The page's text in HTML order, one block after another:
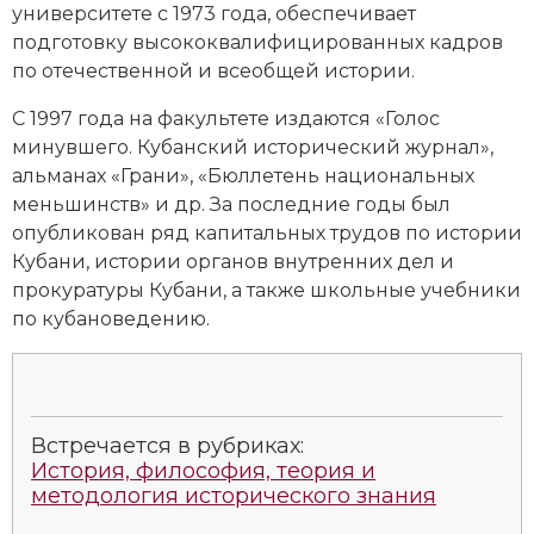
университете с 1973 года, обеспечивает
подготовку высококвалифицированных кадров
по отечественной и всеобщей истории.
С 1997 года на факультете издаются «Голос
минувшего. Кубанский исторический журнал»,
альманах «Грани», «Бюллетень национальных
меньшинств» и др. За последние годы был
опубликован ряд капитальных трудов по истории
Кубани, истории органов внутренних дел и
прокуратуры Кубани, а также школьные учебники
по кубановедению.
Встречается в рубриках:
История, философия, теория и
методология исторического знания